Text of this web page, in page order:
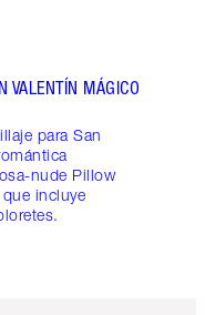
VALENTÍN MÁGICO
para San
nude Pillow
incluye